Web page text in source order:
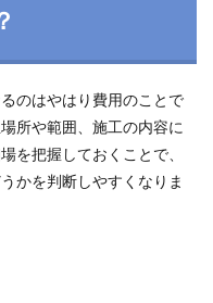
のはやはり費用のことで
所や範囲、施工の内容に
を把握しておくことで、
かを判断しやすくなりま